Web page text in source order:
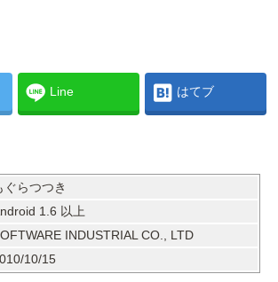
Line はてブ
ぐらつつき
1.6 以上
INDUSTRIAL CO., LTD
10/15